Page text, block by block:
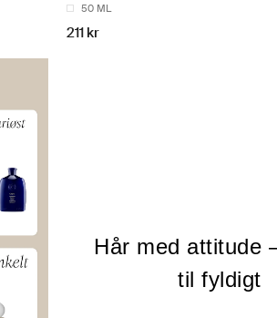
50 ML
211 kr
Hår med attitude
til fyldigt